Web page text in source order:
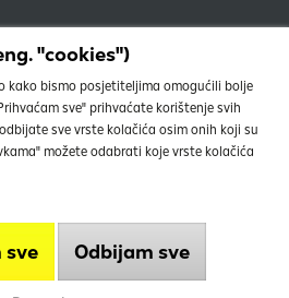
"cookies")
kako bismo posjetiteljima omogućili bolje
sve" prihvaćate korištenje svih
sve vrste kolačića osim onih koji su
možete odabrati koje vrste kolačića
sve Odbijam sve